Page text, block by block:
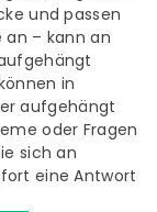
und passen
an – kann an
in
aufgehängt
oder Fragen
sich an
eine Antwort